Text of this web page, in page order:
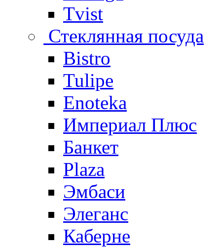
Tvist
Стеклянная посуда
Bistro
Tulipe
Enoteka
Империал Плюс
Банкет
Plaza
Эмбаси
Элеганс
Каберне